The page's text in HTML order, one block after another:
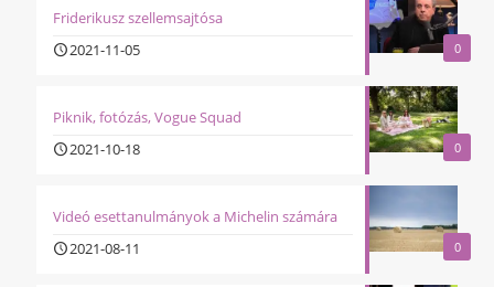
0
Friderikusz szellemsajtósa
2021-11-05
0
Piknik, fotózás, Vogue Squad
2021-10-18
0
Videó esettanulmányok a Michelin számára
2021-08-11